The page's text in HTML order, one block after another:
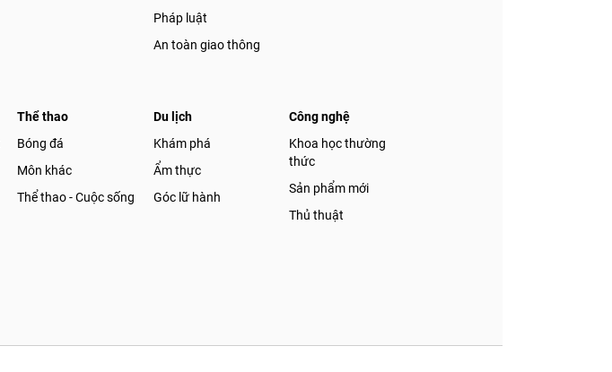
Pháp luật
An toàn giao thông
Thể thao
Bóng đá
Môn khác
Thể thao - Cuộc sống
Du lịch
Khám phá
Ẩm thực
Góc lữ hành
Công nghệ
Khoa học thường
thức
Sản phẩm mới
Thủ thuật